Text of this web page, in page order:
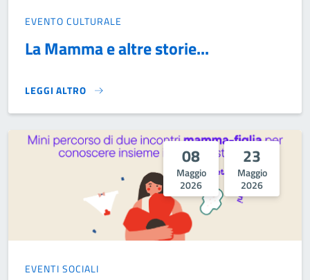
EVENTO CULTURALE
La Mamma e altre storie...
LEGGI ALTRO
LA MAMMA E ALTRE STORIE...}
08
Maggio
2026
23
Maggio
2026
EVENTI SOCIALI